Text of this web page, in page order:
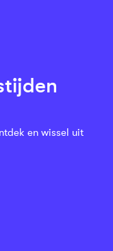
en wissel uit